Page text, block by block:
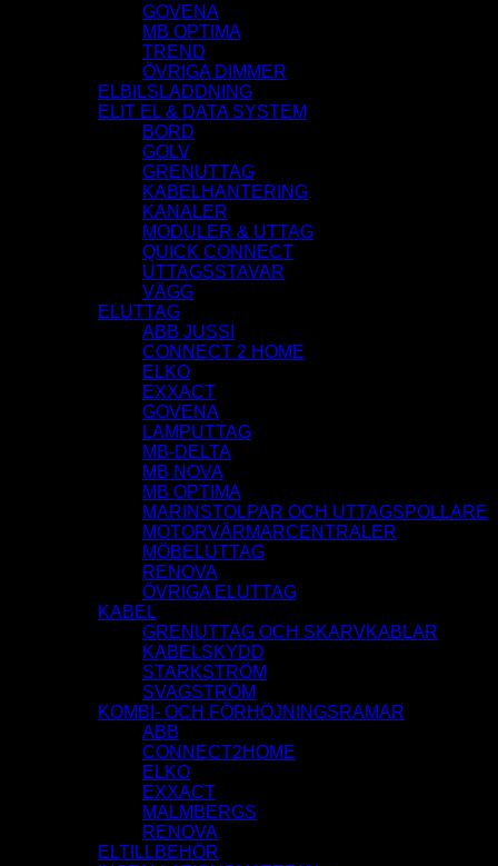
GOVENA
MB OPTIMA
TREND
ÖVRIGA DIMMER
ELBILSLADDNING
ELIT EL & DATA SYSTEM
BORD
GOLV
GRENUTTAG
KABELHANTERING
KANALER
MODULER & UTTAG
QUICK CONNECT
UTTAGSSTAVAR
VÄGG
ELUTTAG
ABB JUSSI
CONNECT 2 HOME
ELKO
EXXACT
GOVENA
LAMPUTTAG
MB-DELTA
MB NOVA
MB OPTIMA
MARINSTOLPAR OCH UTTAGSPOLLARE
MOTORVÄRMARCENTRALER
MÖBELUTTAG
RENOVA
ÖVRIGA ELUTTAG
KABEL
GRENUTTAG OCH SKARVKABLAR
KABELSKYDD
STARKSTRÖM
SVAGSTRÖM
KOMBI- OCH FÖRHÖJNINGSRAMAR
ABB
CONNECT2HOME
ELKO
EXXACT
MALMBERGS
RENOVA
ELTILLBEHÖR